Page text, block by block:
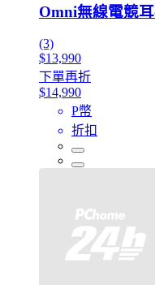
Omni無線電競
(3)
$13,990
下單再折
$14,990
P幣
折扣